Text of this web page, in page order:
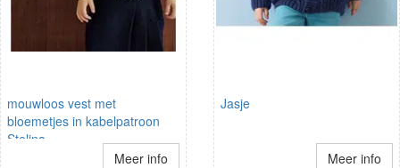
mouwloos vest met
bloemetjes in kabelpatroon
Stelina
Meer info
Jasje
Meer info